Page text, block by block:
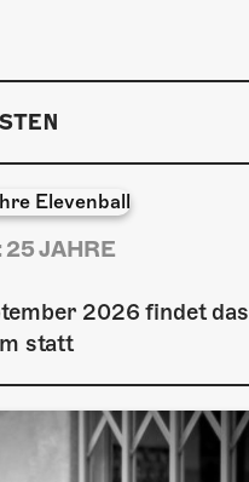
25 JAHRE
2026 findet das
statt